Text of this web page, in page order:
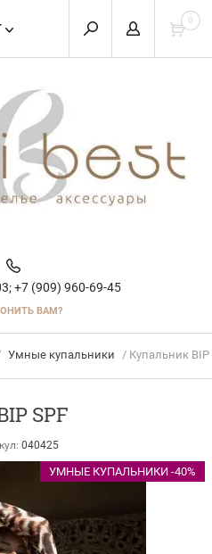
0
+7 (909) 960-69-45
ВАМ?
Умные купальники / Купальник BIP
SPF
040425
УМНЫЕ КУПАЛЬНИКИ -40%